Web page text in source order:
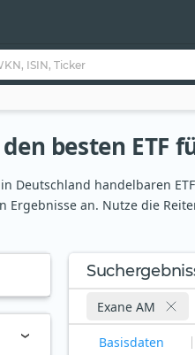
den besten
Deutschland handelbaren
Ergebnisse an. Nutze die
Exane AM
Basisdaten